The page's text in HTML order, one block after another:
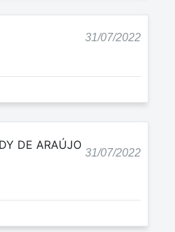
31/07/2022
DE ARAÚJO
31/07/2022